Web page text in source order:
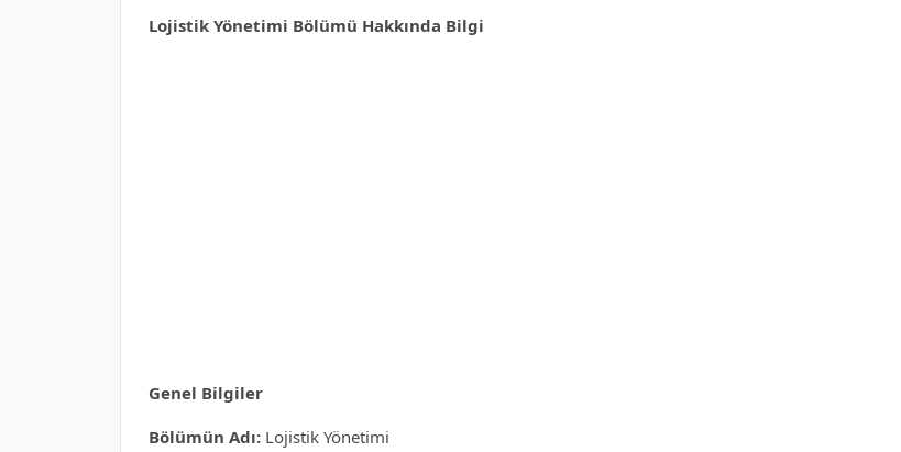
Lojistik Yönetimi Bölümü Hakkında Bilgi
Genel Bilgiler
Bölümün Adı:Lojistik Yönetimi